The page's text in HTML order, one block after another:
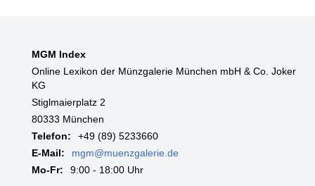
MGM Index
Online Lexikon der Münzgalerie München mbH & Co. Joker
KG
Stiglmaierplatz 2
80333 München
Telefon:
+49 (89) 5233660
E-Mail:
mgm@muenzgalerie.de
Mo-Fr:
9:00 - 18:00 Uhr